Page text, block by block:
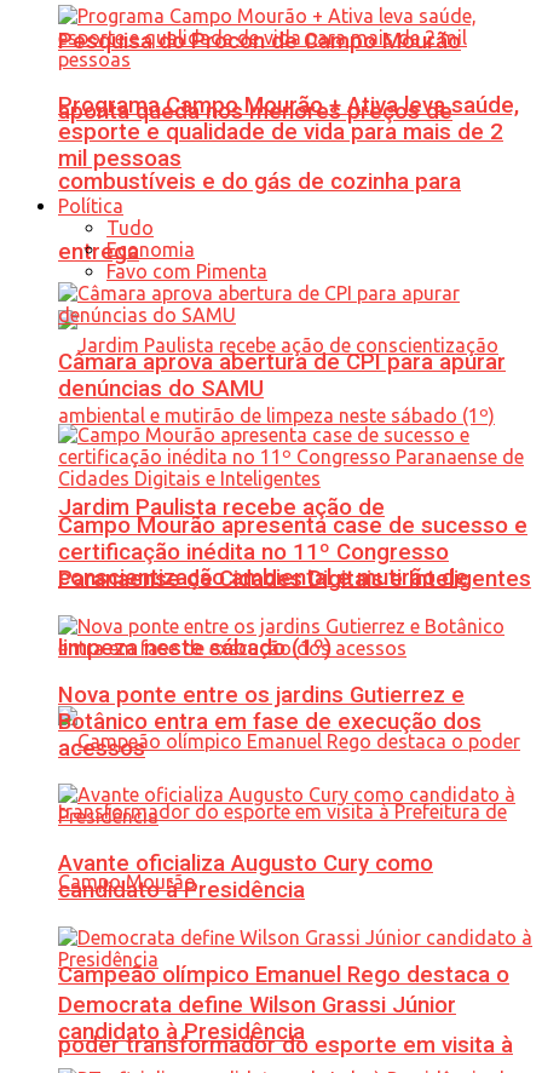
Pesquisa do Procon de Campo Mourão
aponta queda nos menores preços de
combustíveis e do gás de cozinha para
entrega
Jardim Paulista recebe ação de
conscientização ambiental e mutirão de
limpeza neste sábado (1º)
Campeão olímpico Emanuel Rego destaca o
poder transformador do esporte em visita à
Programa Campo Mourão + Ativa leva saúde,
esporte e qualidade de vida para mais de 2
mil pessoas
Política
Tudo
Economia
Favo com Pimenta
Câmara aprova abertura de CPI para apurar
denúncias do SAMU
Campo Mourão apresenta case de sucesso e
certificação inédita no 11º Congresso
Paranaense de Cidades Digitais e Inteligentes
Nova ponte entre os jardins Gutierrez e
Botânico entra em fase de execução dos
acessos
Avante oficializa Augusto Cury como
candidato à Presidência
Democrata define Wilson Grassi Júnior
candidato à Presidência